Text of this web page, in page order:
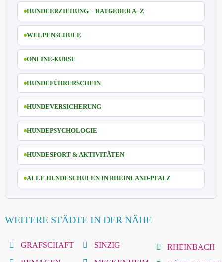
HUNDEERZIEHUNG – RATGEBER A–Z
WELPENSCHULE
ONLINE-KURSE
HUNDEFÜHRERSCHEIN
HUNDEVERSICHERUNG
HUNDEPSYCHOLOGIE
HUNDESPORT & AKTIVITÄTEN
ALLE HUNDESCHULEN IN RHEINLAND-PFALZ
WEITERE STÄDTE IN DER NÄHE
GRAFSCHAFT SINZIG RHEINBACH